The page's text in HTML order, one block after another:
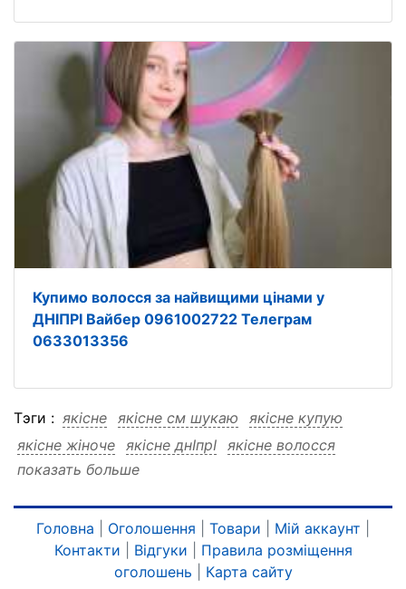
Купимо волосся за найвищими цінами у
ДНІПРІ Вайбер 0961002722 Телеграм
0633013356
Тэги : якісне якісне см шукаю
якісне купую
якісне жіноче якісне днІпрІ якісне волосся
якісне від якісне Viber
якісне 0633013356 см шукаю
якісне 0633013356 купую
якісне 0633013356 жіноче
показать больше
Головна Оголошення Товари Мій аккаунт
Контакти
Відгуки
Правила розміщення
оголошень
Карта сайту